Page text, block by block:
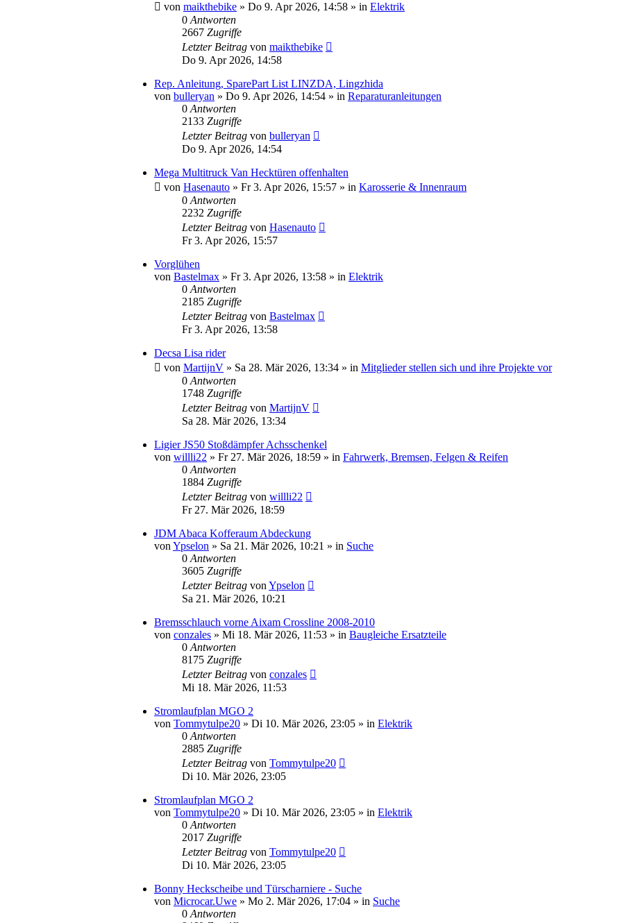
von maikthebike » Do 9. Apr 2026, 14:58 » in Elektrik
0Antworten
2667 Zugriffe
Letzter Beitrag von maikthebike
Do 9. Apr 2026, 14:58
Rep. Anleitung, SparePart List LINZDA, Lingzhida
von bulleryan » Do 9. Apr 2026, 14:54 » in Reparaturanleitungen
0Antworten
2133 Zugriffe
Letzter Beitrag von bulleryan
Do 9. Apr 2026, 14:54
Mega Multitruck Van Hecktüren offenhalten
von Hasenauto » Fr 3. Apr 2026, 15:57 » in Karosserie & Innenraum
0Antworten
2232 Zugriffe
Letzter Beitrag von Hasenauto
Fr 3. Apr 2026, 15:57
Vorglühen
von Bastelmax » Fr 3. Apr 2026, 13:58 » in Elektrik
0Antworten
2185 Zugriffe
Letzter Beitrag von Bastelmax
Fr 3. Apr 2026, 13:58
Decsa Lisa rider
von MartijnV » Sa 28. Mär 2026, 13:34 » in Mitglieder stellen sich und ihre Projekte vor
0Antworten
1748 Zugriffe
Letzter Beitrag von MartijnV
Sa 28. Mär 2026, 13:34
Ligier JS50 Stoßdämpfer Achsschenkel
von willli22 » Fr 27. Mär 2026, 18:59 » in Fahrwerk, Bremsen, Felgen & Reifen
0Antworten
1884 Zugriffe
Letzter Beitrag von willli22
Fr 27. Mär 2026, 18:59
JDM Abaca Kofferaum Abdeckung
vonYpselon » Sa 21. Mär 2026, 10:21 » in Suche
0Antworten
3605 Zugriffe
Letzter Beitrag vonYpselon
Sa 21. Mär 2026, 10:21
Bremsschlauch vorne Aixam Crossline 2008-2010
von conzales » Mi 18. Mär 2026, 11:53 » in Baugleiche Ersatzteile
0Antworten
8175 Zugriffe
Letzter Beitrag von conzales
Mi 18. Mär 2026, 11:53
Stromlaufplan MGO 2
von Tommytulpe20 » Di 10. Mär 2026, 23:05 » in Elektrik
0Antworten
2885 Zugriffe
Letzter Beitrag von Tommytulpe20
Di 10. Mär 2026, 23:05
Stromlaufplan MGO 2
von Tommytulpe20 » Di 10. Mär 2026, 23:05 » in Elektrik
0Antworten
2017 Zugriffe
Letzter Beitrag von Tommytulpe20
Di 10. Mär 2026, 23:05
Bonny Heckscheibe und Türscharniere - Suche
von Microcar.Uwe » Mo 2. Mär 2026, 17:04 » in Suche
0Antworten